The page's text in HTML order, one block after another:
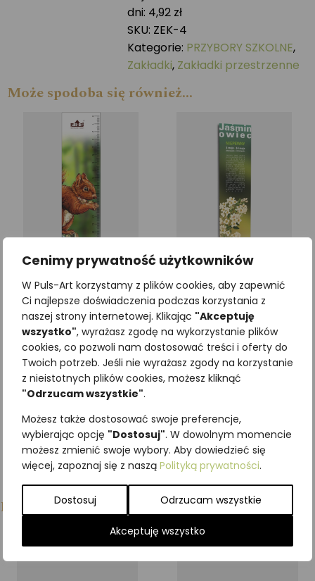
Cenimy prywatność użytkowników
W Puls-Art korzystamy z plików cookies, aby zapewnić
Ci najlepsze doświadczenia podczas korzystania z
naszej strony internetowej. Klikając "Akceptuję
wszystko", wyrażasz zgodę na wykorzystanie plików
cookies, co pozwoli nam dostosować treści i oferty do
Twoich potrzeb. Jeśli nie wyrażasz zgody na korzystanie
z nieistotnych plików cookies, możesz kliknąć
"Odrzucam wszystkie".
Możesz także dostosować swoje preferencje,
wybierając opcję "Dostosuj". W dowolnym momencie
możesz zmienić swoje wybory. Aby dowiedzieć się
więcej, zapoznaj się z naszą Polityką prywatności.
Dostosuj Odrzucam wszystkie
Akceptuję wszystko
dni: 4,92 zł
SKU: ZEK-4
Kategorie: PRZYBORY SZKOLNE,
Zakładki, Zakładki przestrzenne
Może spodoba się również…
Zakładka edukacyjna
WIEWIÓRKA
3,69zł z VAT
Dodaj do koszyka
Zakładka Twoje drzewo
życia JAŚMINOWIEC
3,69zł z VAT
Dodaj do koszyka
Podobne produkty